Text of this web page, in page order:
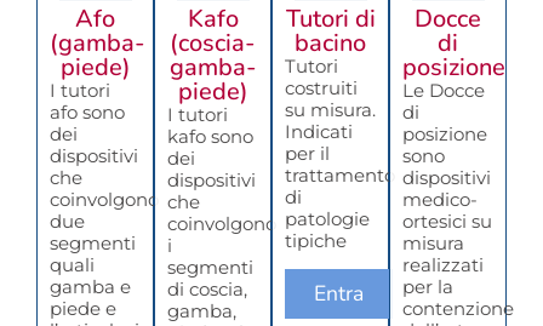
Afo
(gamba-
piede)
I tutori
afo sono
dei
dispositivi
che
coinvolgono
due
segmenti
quali
gamba e
piede e
Kafo
(coscia-
gamba-
piede)
I tutori
kafo sono
dei
dispositivi
che
coinvolgono
i
segmenti
di coscia,
gamba,
Tutori di
bacino
Tutori
costruiti
su misura.
Indicati
per il
trattamento
di
patologie
tipiche
Entra
Docce
di
posizione
Le Docce
di
posizione
sono
dispositivi
medico-
ortesici su
misura
realizzati
per la
contenzione